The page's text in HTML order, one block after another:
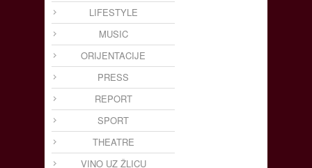
LIFESTYLE
MUSIC
ORIJENTACIJE
PRESS
REPORT
SPORT
THEATRE
VINO UZ ŽLICU